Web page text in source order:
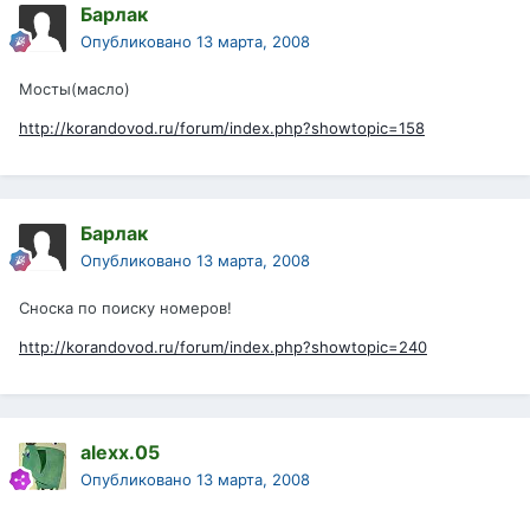
Барлак
Опубликовано 13 марта, 2008
Мосты(масло)
http://korandovod.ru/forum/index.php?showtopic=158
Барлак
Опубликовано 13 марта, 2008
Сноска по поиску номеров!
http://korandovod.ru/forum/index.php?showtopic=240
alexx.05
Опубликовано 13 марта, 2008